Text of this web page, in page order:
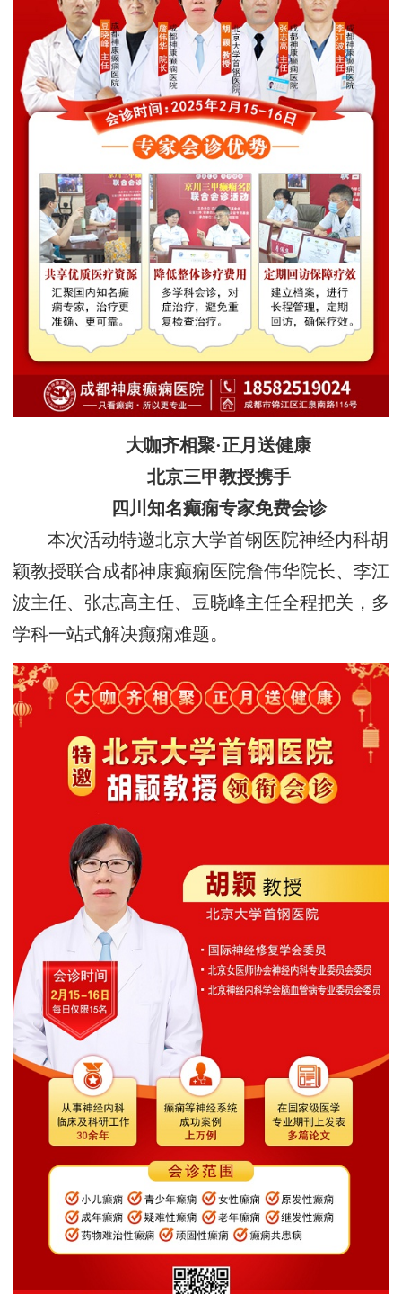
大咖齐相聚·正月送健康
北京三甲教授携手
四川知名癫痫专家免费会诊
本次活动特邀北京大学首钢医院神经内科胡
颖教授联合成都神康癫痫医院詹伟华院长、李江
波主任、张志高主任、豆晓峰主任全程把关，多
学科一站式解决癫痫难题。